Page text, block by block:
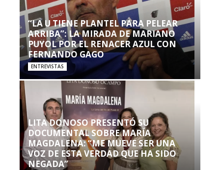
“LA U TIENE PLANTEL PARA PELEAR
ARRIBA”: LA MIRADA DE MARIANO
PUYOL POR EL RENACER AZUL CON
FERNANDO GAGO
ENTREVISTAS
LITA DONOSO PRESENTÓ SU
DOCUMENTAL SOBRE MARÍA
MAGDALENA: “ME MUEVE SER UNA
VOZ DE ESTA VERDAD QUE HA SIDO
NEGADA”